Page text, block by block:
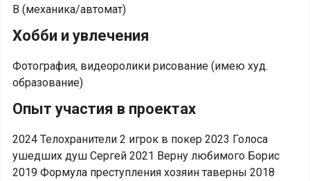
В (механика/автомат)
Хобби и увлечения
Фотография, видеоролики рисование (имею худ.
образование)
Опыт участия в проектах
2024 Телохранители 2 игрок в покер 2023 Голоса
ушедших душ Сергей 2021 Верну любимого Борис
2019 Формула преступления хозяин таверны 2018